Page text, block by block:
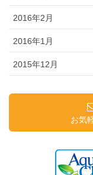
2016年2月
2016年1月
2015年12月
お気